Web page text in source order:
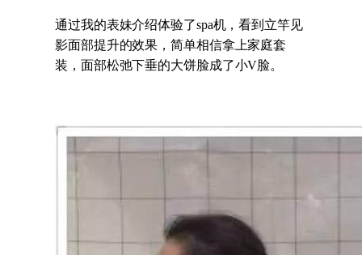
通过我的表妹介绍体验了spa机，看到立竿见
影面部提升的效果，简单相信拿上家庭套
装，面部松弛下垂的大饼脸成了小V脸。